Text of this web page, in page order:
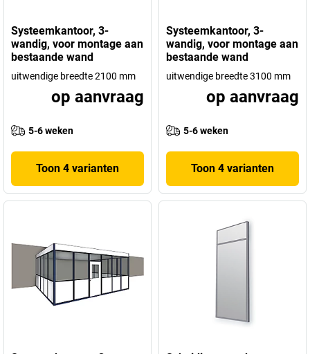
Systeemkantoor, 3-
wandig, voor montage aan
bestaande wand
uitwendige breedte 2100 mm
op aanvraag
5-6 weken
Toon 4 varianten
Systeemkantoor, 3-
wandig, voor montage aan
bestaande wand
uitwendige breedte 3100 mm
op aanvraag
5-6 weken
Toon 4 varianten